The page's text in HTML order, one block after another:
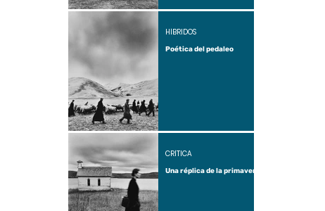
Poética del pedaleo
HÍBRIDOS
Una réplica de la primavera
CRÍTICA